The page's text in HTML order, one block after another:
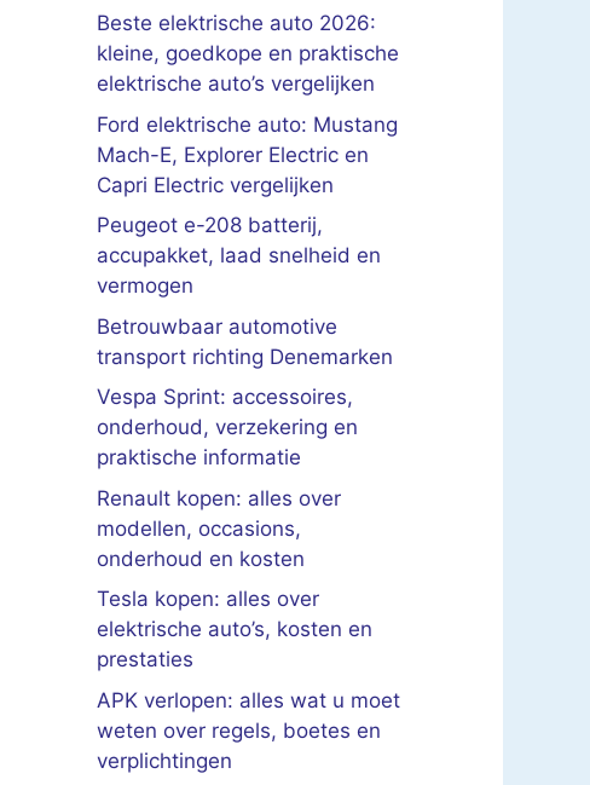
Beste elektrische auto 2026:
kleine, goedkope en praktische
elektrische auto’s vergelijken
Ford elektrische auto: Mustang
Mach-E, Explorer Electric en
Capri Electric vergelijken
Peugeot e-208 batterij,
accupakket, laad snelheid en
vermogen
Betrouwbaar automotive
transport richting Denemarken
Vespa Sprint: accessoires,
onderhoud, verzekering en
praktische informatie
Renault kopen: alles over
modellen, occasions,
onderhoud en kosten
Tesla kopen: alles over
elektrische auto’s, kosten en
prestaties
APK verlopen: alles wat u moet
weten over regels, boetes en
verplichtingen